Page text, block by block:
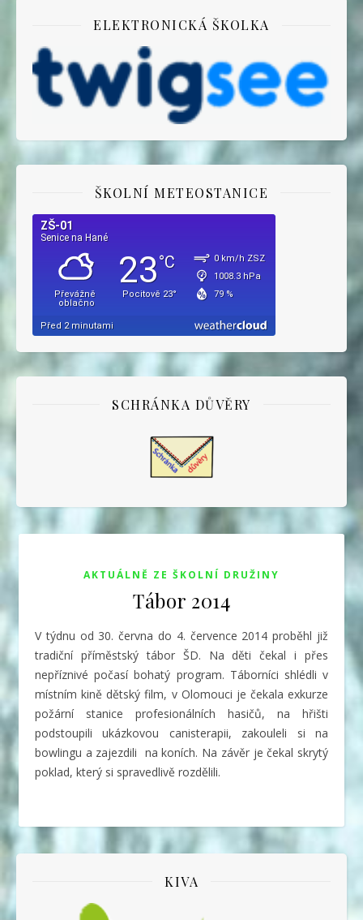
ELEKTRONICKÁ ŠKOLKA
ŠKOLNÍ METEOSTANICE
SCHRÁNKA DŮVĚRY
AKTUÁLNĚ ZE ŠKOLNÍ DRUŽINY
Tábor 2014
V týdnu od 30. června do 4. července 2014 proběhl již
tradiční příměstský tábor ŠD. Na děti čekal i přes
nepříznivé počasí bohatý program. Táborníci shlédli v
místním kině dětský film, v Olomouci je čekala exkurze
požární stanice profesionálních hasičů, na hřišti
podstoupili ukázkovou canisterapii, zakouleli si na
bowlingu a zajezdili na koních. Na závěr je čekal skrytý
poklad, který si spravedlivě rozdělili.
KIVA